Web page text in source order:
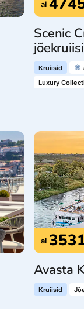
al
Scenic
Kruiisid
Luxury
al
Avasta
Kruiisid